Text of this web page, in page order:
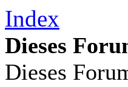
Index
Dieses
Dieses